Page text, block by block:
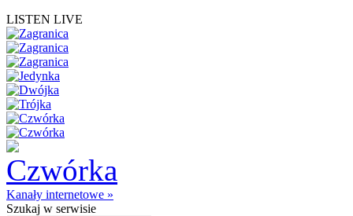
LISTEN LIVE
Kanały internetowe »
Szukaj w serwisie